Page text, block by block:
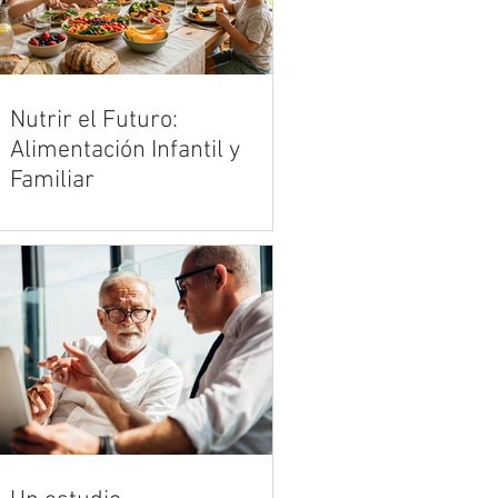
Nutrir el Futuro:
Alimentación Infantil y
Familiar
ultraprocesados es uno de los
mayores desafíos de la crianza
moderna. Vivimos en un entorno
acelerado donde la publicidad y la
comodidad de la comida rápida
compiten de manera desleal con la
cocina tradicional y los alimentos
reales. Sin embargo, en medio de
esta marea de opciones
industrializadas, el hogar sigue